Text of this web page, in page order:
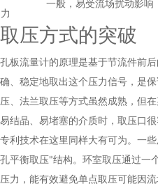
力
一般，易受流场扰动影响
取压方式的突破
孔板流量计的原理是基于节流件前
确、稳定地取出这个压力信号，是
压、法兰取压等方式虽然成熟，但
易结晶、易堵塞的介质时，取压口
专利技术在这里同样大有可为。一
孔平衡取压"结构。环室取压通过一
压力，能有效避免单点取压可能因